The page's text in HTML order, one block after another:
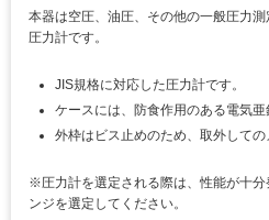
本器は空圧、油圧、その他の一般圧力
圧力計です。
JIS規格に対応した圧力計です。
ケースには、防食作用のある電気
外枠はビス止めのため、取外して
※圧力計を選定される際は、性能が十
ンジを選定してください。